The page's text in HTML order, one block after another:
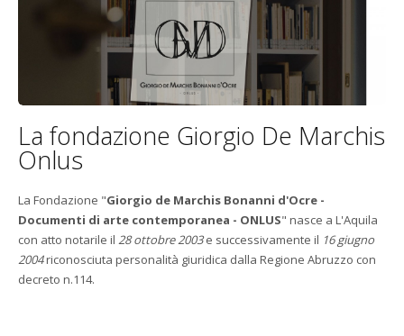
La fondazione Giorgio De Marchis
Onlus
La Fondazione "Giorgio de Marchis Bonanni d'Ocre -
Documenti di arte contemporanea - ONLUS" nasce a L'Aquila
con atto notarile il 28 ottobre 2003e successivamente il 16 giugno
2004riconosciuta personalità giuridica dalla Regione Abruzzo con
decreto n.114.